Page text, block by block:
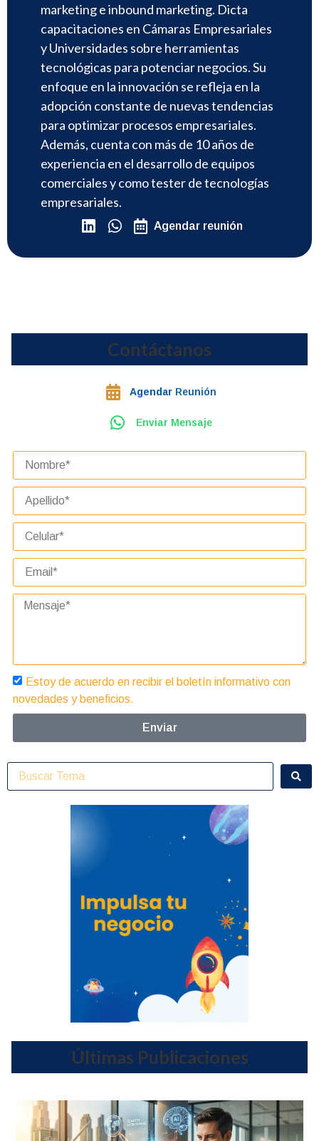
marketing e inbound marketing. Dicta
capacitaciones en Cámaras Empresariales
y Universidades sobre herramientas
tecnológicas para potenciar negocios. Su
enfoque en la innovación se refleja en la
adopción constante de nuevas tendencias
para optimizar procesos empresariales.
Además, cuenta con más de 10 años de
experiencia en el desarrollo de equipos
comerciales y como tester de tecnologías
empresariales.
Agendar reunión
Contáctanos
Agendar Reunión
Enviar Mensaje
Estoy de acuerdo en recibir el boletín informativo con
novedades y beneficios.
Enviar
Últimas Publicaciones